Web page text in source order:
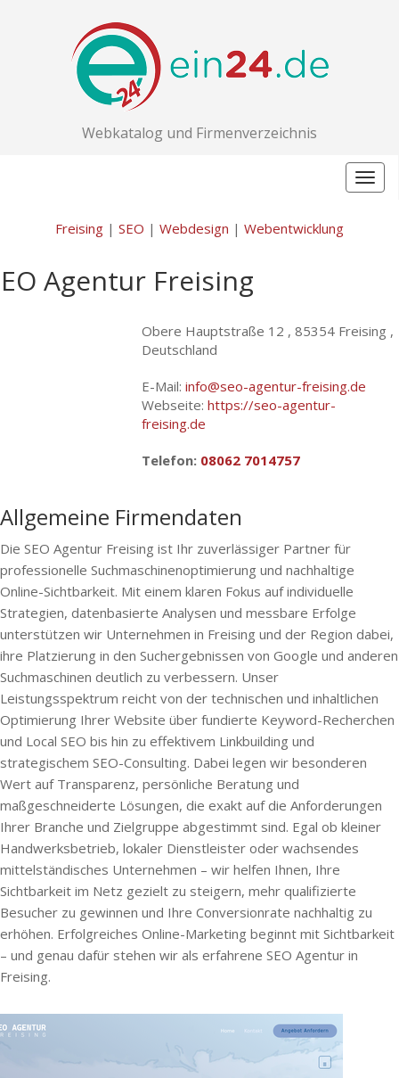
Webkatalog und Firmenverzeichnis
Freising | SEO | Webdesign | Webentwicklung
Agentur Freising
Obere Hauptstraße 12 ,85354 Freising ,
Deutschland
E-Mail:info@seo-agentur-freising.de
Webseite:https://seo-agentur-
freising.de
Telefon: 08062 7014757
Allgemeine Firmendaten
Die SEO Agentur Freising ist Ihr zuverlässiger Partner für
professionelle Suchmaschinenoptimierung und nachhaltige
Online-Sichtbarkeit. Mit einem klaren Fokus auf individuelle
Strategien, datenbasierte Analysen und messbare Erfolge
unterstützen wir Unternehmen in Freising und der Region dabei,
ihre Platzierung in den Suchergebnissen von Google und anderen
Suchmaschinen deutlich zu verbessern. Unser
Leistungsspektrum reicht von der technischen und inhaltlichen
Optimierung Ihrer Website über fundierte Keyword-Recherchen
und Local SEO bis hin zu effektivem Linkbuilding und
strategischem SEO-Consulting. Dabei legen wir besonderen
Wert auf Transparenz, persönliche Beratung und
maßgeschneiderte Lösungen, die exakt auf die Anforderungen
Ihrer Branche und Zielgruppe abgestimmt sind. Egal ob kleiner
Handwerksbetrieb, lokaler Dienstleister oder wachsendes
mittelständisches Unternehmen – wir helfen Ihnen, Ihre
Sichtbarkeit im Netz gezielt zu steigern, mehr qualifizierte
Besucher zu gewinnen und Ihre Conversionrate nachhaltig zu
erhöhen. Erfolgreiches Online-Marketing beginnt mit Sichtbarkeit
– und genau dafür stehen wir als erfahrene SEO Agentur in
Freising.